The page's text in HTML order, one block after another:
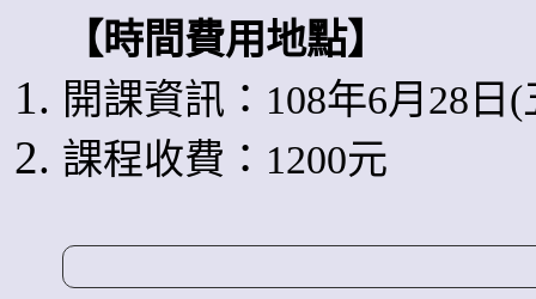
【時間費用地點】
開課資訊：108年6月28日(
課程收費：1200元